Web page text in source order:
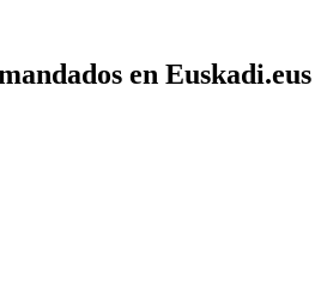
en Euskadi.eus